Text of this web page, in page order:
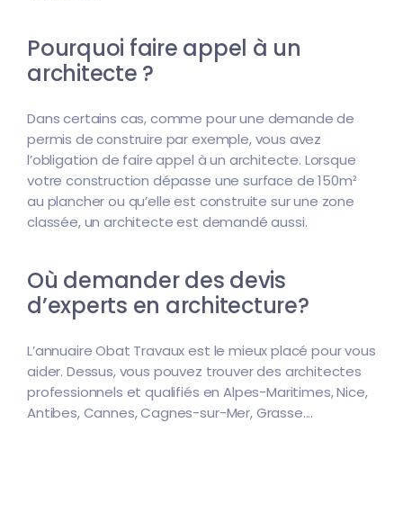
Pourquoi faire appel à un
architecte ?
Dans certains cas, comme pour une demande de
permis de construire par exemple, vous avez
l’obligation de faire appel à un architecte. Lorsque
votre construction dépasse une surface de 150m²
au plancher ou qu’elle est construite sur une zone
classée, un architecte est demandé aussi.
Où demander des devis
d’experts en architecture?
L’annuaire Obat Travaux est le mieux placé pour vous
aider. Dessus, vous pouvez trouver des architectes
professionnels et qualifiés en Alpes-Maritimes, Nice,
Antibes, Cannes, Cagnes-sur-Mer, Grasse....